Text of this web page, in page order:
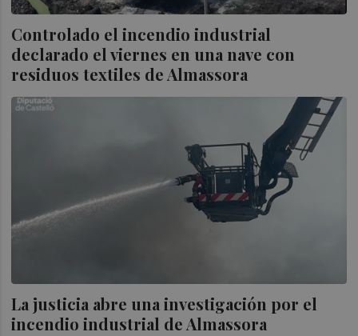
Controlado el incendio industrial
declarado el viernes en una nave con
residuos textiles de Almassora
La justicia abre una investigación por el
incendio industrial de Almassora